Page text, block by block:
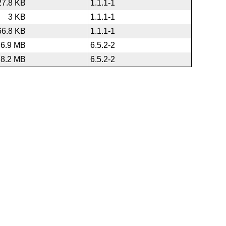
KB
1.1.1-1
3 KB
1.1.1-1
KB
1.1.1-1
6.9 MB
6.5.2-2
8.2 MB
6.5.2-2